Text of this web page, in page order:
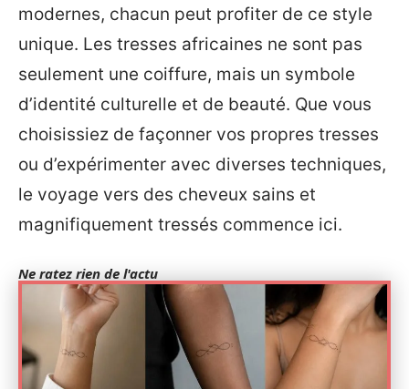
modernes, chacun peut profiter de ce style
unique. Les tresses africaines ne sont pas
seulement une coiffure, mais un symbole
d’identité culturelle et de beauté. Que vous
choisissiez de façonner vos propres tresses
ou d’expérimenter avec diverses techniques,
le voyage vers des cheveux sains et
magnifiquement tressés commence ici.
Ne ratez rien de l'actu